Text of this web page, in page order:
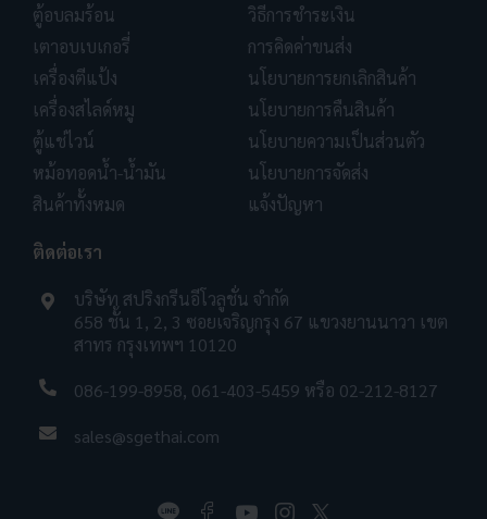
ตู้อบลมร้อน
เตาอบเบเกอรี่
เครื่องตีแป้ง
เครื่องสไลด์หมู
ตู้แช่ไวน์
หม้อทอดน้ำ-น้ำมัน
สินค้าทั้งหมด
วิธีการชำระเงิน
การคิดค่าขนส่ง
นโยบายการยกเลิกสินค้า
นโยบายการคืนสินค้า
นโยบายความเป็นส่วนตัว
นโยบายการจัดส่ง
แจ้งปัญหา
ติดต่อเรา
บริษัท สปริงกรีนอีโวลูชั่น จำกัด
658 ชั้น 1, 2, 3 ซอยเจริญกรุง 67 แขวงยานนาวา เขต
สาทร กรุงเทพฯ 10120
086-199-8958, 061-403-5459 หรือ 02-212-8127
sales@sgethai.com